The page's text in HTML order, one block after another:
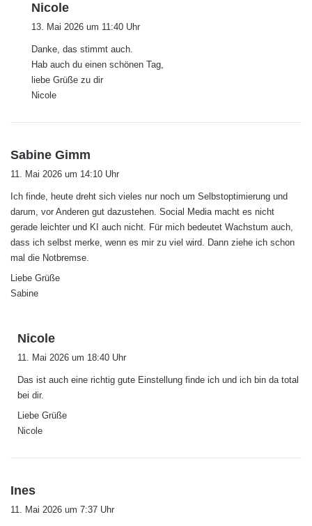
Nicole
a
t
:
13. Mai 2026 um 11:40 Uhr
Danke, das stimmt auch.
Hab auch du einen schönen Tag,
liebe Grüße zu dir
Nicole
Sabine Gimm
a
t
:
11. Mai 2026 um 14:10 Uhr
Ich finde, heute dreht sich vieles nur noch um Selbstoptimierung und
darum, vor Anderen gut dazustehen. Social Media macht es nicht
gerade leichter und KI auch nicht. Für mich bedeutet Wachstum auch,
dass ich selbst merke, wenn es mir zu viel wird. Dann ziehe ich schon
mal die Notbremse.
Liebe Grüße
Sabine
Nicole
a
t
11. Mai 2026 um 18:40 Uhr
Das ist auch eine richtig gute Einstellung finde ich und ich bin da total
bei dir.
Liebe Grüße
Nicole
Ines
a
11. Mai 2026 um 7:37 Uhr